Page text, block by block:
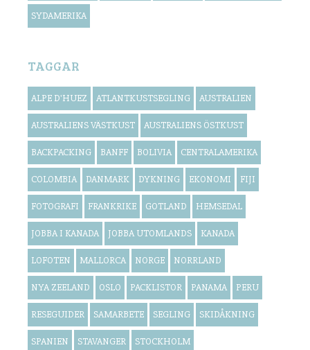
SYDAMERIKA
TAGGAR
ALPE D'HUEZ ATLANTKUSTSEGLING AUSTRALIEN
AUSTRALIENS VÄSTKUST AUSTRALIENS ÖSTKUST
BACKPACKING BANFF BOLIVIA CENTRALAMERIKA
COLOMBIA DANMARK DYKNING EKONOMI FIJI
FOTOGRAFI FRANKRIKE GOTLAND HEMSEDAL
JOBBA I KANADA JOBBA UTOMLANDS KANADA
LOFOTEN MALLORCA NORGE NORRLAND
NYA ZEELAND OSLO PACKLISTOR PANAMA PERU
RESEGUIDER SAMARBETE SEGLING SKIDÅKNING
SPANIEN STAVANGER STOCKHOLM